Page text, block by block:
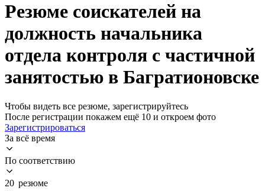
Резюме соискателей на
должность начальника
отдела контроля с частичной
занятостью в Багратионовске
Чтобы видеть все резюме, зарегистрируйтесь
После регистрации покажем ещё 10 и откроем фото
Зарегистрироваться
За всё время
По соответствию
20 резюме